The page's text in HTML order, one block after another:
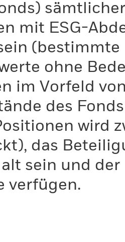
mit ESG-
ohne
im Vorfeld
des
wird
das
sein und
verfügen.